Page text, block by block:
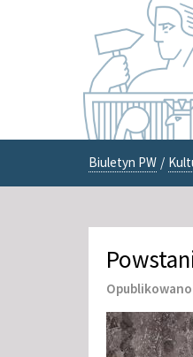
Biuletyn PW /